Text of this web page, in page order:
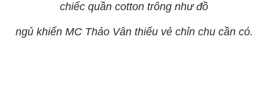
chiếc quần cotton trông như đồ
ngủ khiến MC Thảo Vân thiếu vẻ chỉn chu cần có.